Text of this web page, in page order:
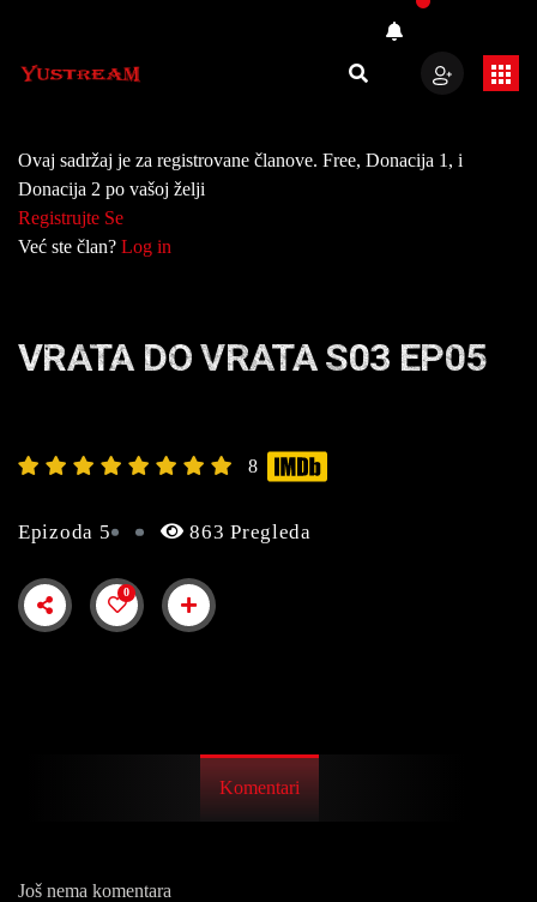
Ovaj sadržaj je za registrovane članove. Free, Donacija 1, i
Donacija 2 po vašoj želji
Registrujte Se
Već ste član? Log in
VRATA DO VRATA S03 EP05
8
Epizoda 5 863 Pregleda
0
Komentari
Još nema komentara